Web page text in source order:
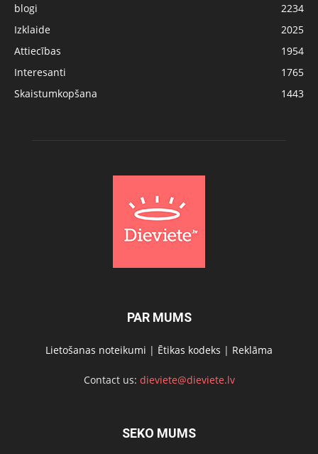
blogi
2234
Izklaide
2025
Attiecības
1954
Interesanti
1765
Skaistumkopšana
1443
PAR MUMS
Lietošanas noteikumi | Ētikas kodeks | Reklāma
Contact us: dieviete@dieviete.lv
SEKO MUMS